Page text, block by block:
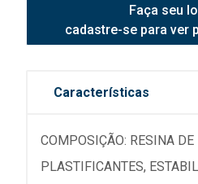
Faça seu
cadastre-se para ver
Características
COMPOSIÇÃO: RESINA DE
PLASTIFICANTES,